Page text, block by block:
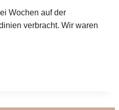
Wochen auf der
verbracht. Wir waren